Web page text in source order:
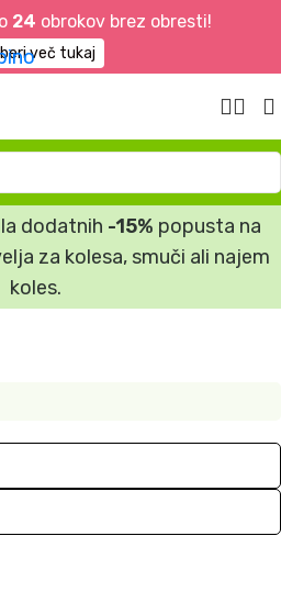
24 obrokov brez obresti!
več tukaj
dodatnih -15% popusta na
za kolesa, smuči ali najem
koles.